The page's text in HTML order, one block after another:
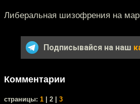
Либеральная шизофрения на
Подписывайся на наш
Комментарии
cтраницы: 1 | 2 | 3